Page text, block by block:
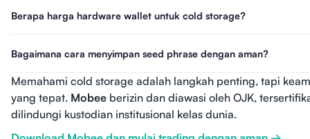
Berapa harga hardware wallet untuk cold storage?
Bagaimana cara menyimpan seed phrase dengan aman?
Memahami cold storage adalah langkah penting, tapi
yang tepat. Mobee berizin dan diawasi oleh OJK,
dilindungi kustodian institusional kelas dunia.